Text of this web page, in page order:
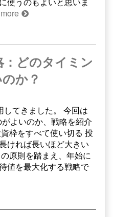
どのタイミン
か？
てきました。 今回は
よいのか、戦略を紹介
枠をすべて使い切る 投
ければ長いほど大きい
原則を踏まえ、年始に
値を最大化する戦略で